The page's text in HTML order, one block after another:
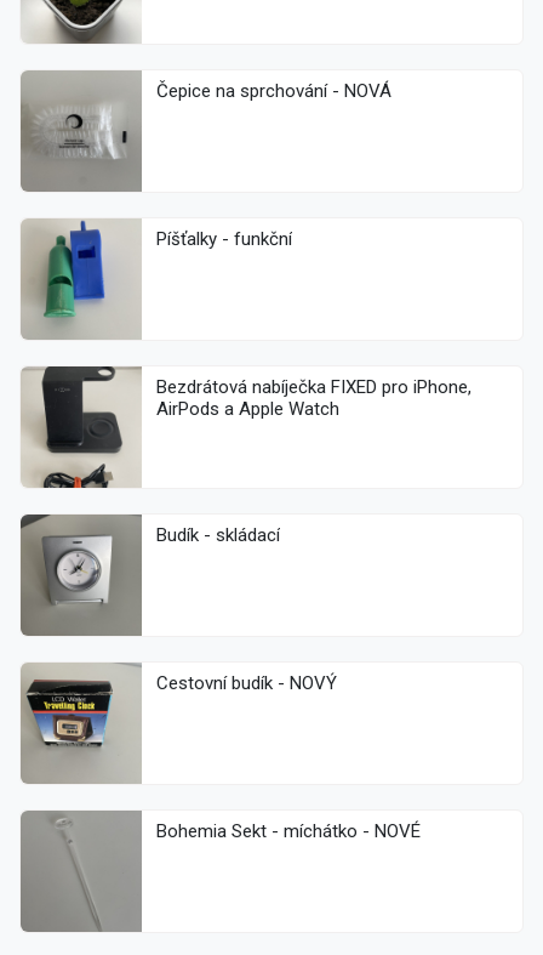
Čepice na sprchování - NOVÁ
Píšťalky - funkční
Bezdrátová nabíječka FIXED pro iPhone,
AirPods a Apple Watch
Budík - skládací
Cestovní budík - NOVÝ
Bohemia Sekt - míchátko - NOVÉ